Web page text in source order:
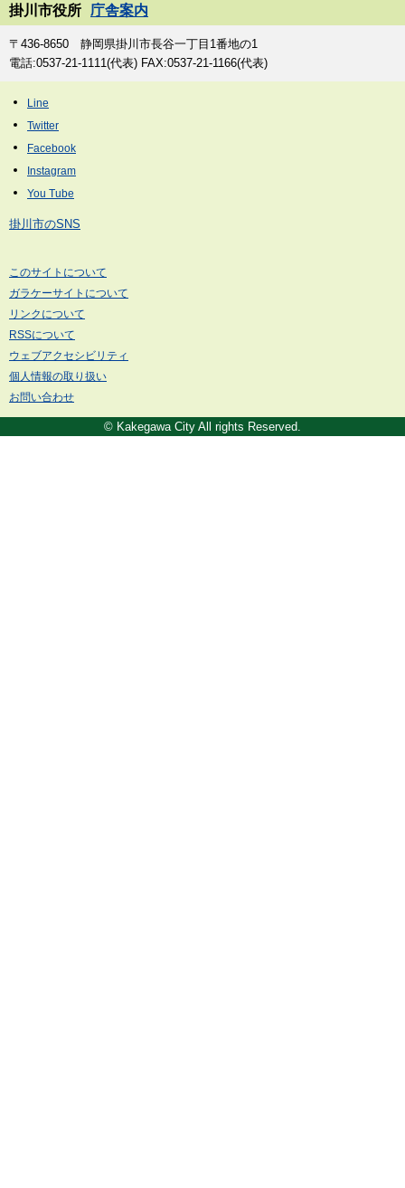
掛川市役所 庁舎案内
〒436-8650 静岡県掛川市長谷一丁目1番地の1
電話:0537-21-1111(代表) FAX:0537-21-1166(代表)
掛川市のSNS
このサイトについて
ガラケーサイトについて
リンクについて
RSSについて
ウェブアクセシビリティ
個人情報の取り扱い
お問い合わせ
© Kakegawa City All rights Reserved.